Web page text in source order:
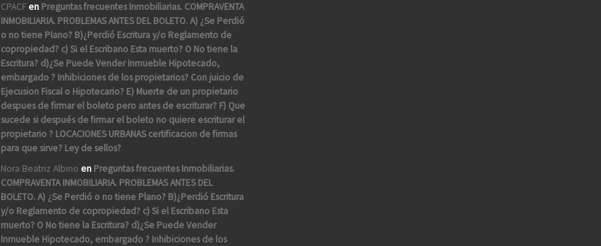
CPACFen Preguntas frecuentes Inmobiliarias. COMPRAVENTA
INMOBILIARIA. PROBLEMAS ANTES DEL BOLETO. A) ¿Se Perdió
o no tiene Plano? B)¿Perdió Escritura y/o Reglamento de
copropiedad? c) Si el Escribano Esta muerto? O No tiene la
Escritura? d)¿Se Puede Vender Inmueble Hipotecado,
embargado ? Inhibiciones de los propietarios? Con juicio de
Ejecusion Fiscal o Hipotecario? E) Muerte de un propietario
despues de firmar el boleto pero antes de escriturar? F) Que
sucede si después de firmar el boleto no quiere escriturar el
propietario ? LOCACIONES URBANAS certificacion de firmas
para que sirve? Ley de sellos?
Nora Beatriz Albino en Preguntas frecuentes Inmobiliarias.
COMPRAVENTA INMOBILIARIA. PROBLEMAS ANTES DEL
BOLETO. A) ¿Se Perdió o no tiene Plano? B)¿Perdió Escritura
y/o Reglamento de copropiedad? c) Si el Escribano Esta
muerto? O No tiene la Escritura? d)¿Se Puede Vender
Inmueble Hipotecado, embargado ? Inhibiciones de los